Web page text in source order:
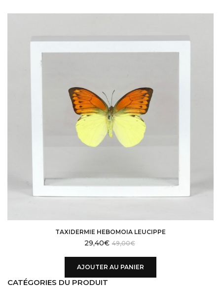
TAXIDERMIE HEBOMOIA LEUCIPPE
49,00€
29,40€
AJOUTER AU PANIER
CATÉGORIES DU PRODUIT